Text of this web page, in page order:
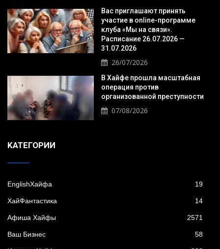
Вас приглашают принять
участие в online-программе
клуба «Мы на связи».
Расписание 26.07.2026 —
31.07.2026
26/07/2026
В Хайфе прошла масштабная
операция против
организованной преступности
07/08/2026
KАТЕГОРИИ
EnglishХайфа 19
XайФантастика 14
Афиша Хайфы 2571
Ваш Бизнес 58